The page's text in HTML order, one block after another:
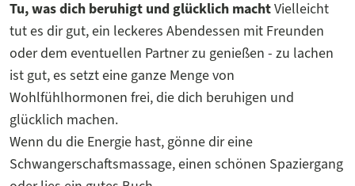
Tu, was dich beruhigt und glücklich machtVielleicht
tut es dir gut, ein leckeres Abendessen mit Freunden
oder dem eventuellen Partner zu genießen - zu lachen
ist gut, es setzt eine ganze Menge von
Wohlfühlhormonen frei, die dich beruhigen und
glücklich machen.
Wenn du die Energie hast, gönne dir eine
Schwangerschaftsmassage, einen schönen Spaziergang